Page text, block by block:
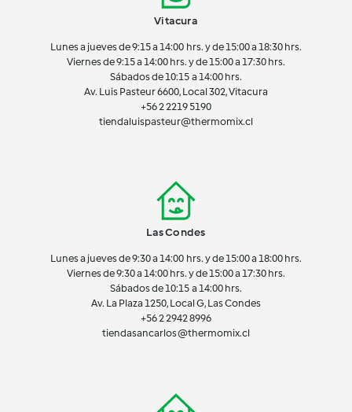
Vitacura
Lunes a jueves de 9:15 a 14:00 hrs. y de 15:00 a 18:30 hrs.
Viernes de 9:15 a 14:00 hrs. y de 15:00 a 17:30 hrs.
Sábados de 10:15 a 14:00 hrs.
Av. Luis Pasteur 6600, Local 302, Vitacura
+56 2 2219 5190
tiendaluispasteur@thermomix.cl
Las Condes
Lunes a jueves de 9:30 a 14:00 hrs. y de 15:00 a 18:00 hrs.
Viernes de 9:30 a 14:00 hrs. y de 15:00 a 17:30 hrs.
Sábados de 10:15 a 14:00 hrs.
Av. La Plaza 1250, Local G, Las Condes
+56 2 2942 8996
tiendasancarlos@thermomix.cl